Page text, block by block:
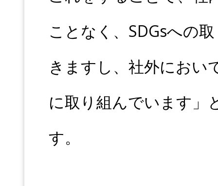
ことなく、SDGsへの
きますし、社外におい
に取り組んでいます」
す。